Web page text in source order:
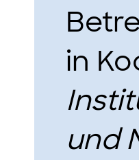
in
und